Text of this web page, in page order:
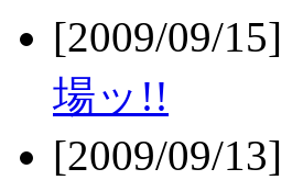
[2009/09/15]
場ッ!!
[2009/09/13]